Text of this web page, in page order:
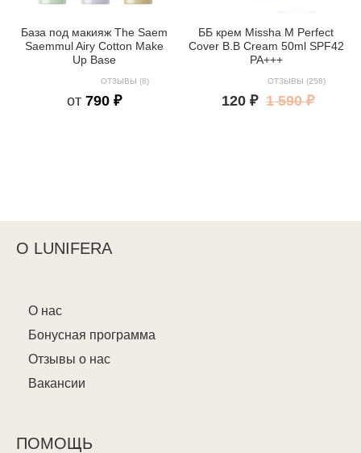
База под макияж The Saem
Saemmul Airy Cotton Make
Up Base
ОТЗЫВЫ (8)
от790 ₽
ББ крем Missha M Perfect
Cover B.B Cream 50ml SPF42
PA+++
ОТЗЫВЫ (258)
120 ₽ 1 590 ₽
О LUNIFERA
О нас
Бонусная программа
Отзывы о нас
Вакансии
ПОМОЩЬ